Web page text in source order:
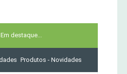
Em destaque...
Produtos - Novidades